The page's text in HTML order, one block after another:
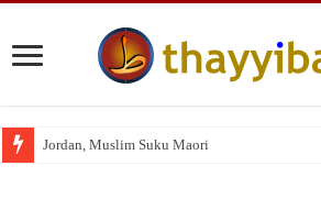
Jordan, Muslim Suku Maori